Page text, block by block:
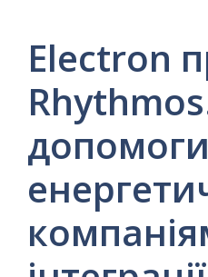
Electron
допомоги